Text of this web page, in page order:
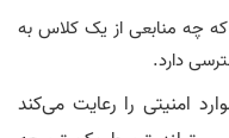
چه منابعی از یک کلاس به
دارد.
امنیتی را رعایت می‌کند